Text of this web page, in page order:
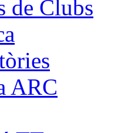
de Clubs
ARC